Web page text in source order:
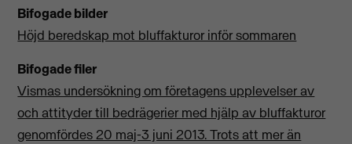
Bifogade bilder
Höjd beredskap mot bluffakturor inför sommaren
Bifogade filer
Vismas undersökning om företagens upplevelser av
och attityder till bedrägerier med hjälp av bluffakturor
genomfördes 20 maj-3 juni 2013. Trots att mer än